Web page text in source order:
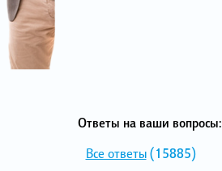
Ответы на ваши вопросы:
Все ответы(15885)